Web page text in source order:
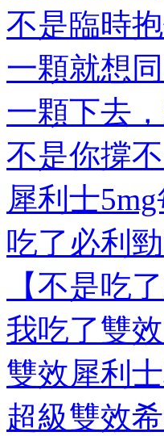
不是臨時
一顆就想
一顆下去
不是你撐
犀利士
吃了必利
【不是吃
我吃了雙
雙效犀利
超級雙效